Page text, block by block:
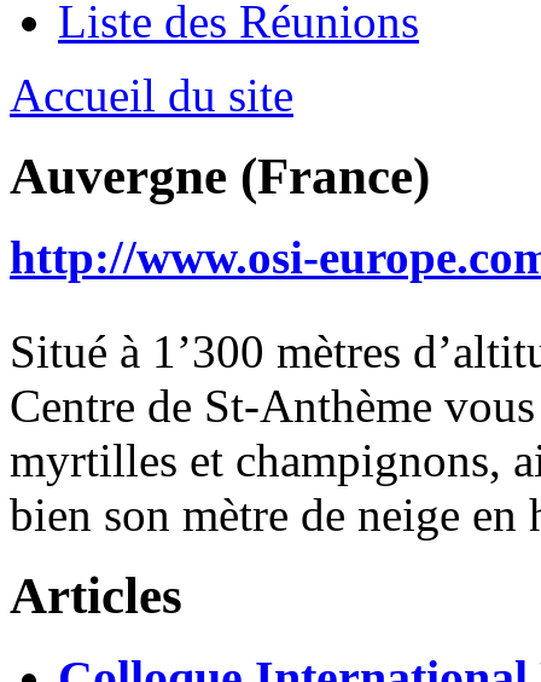
Liste des Réunions
Accueil du site
Auvergne (France)
http://www.osi-
Situé à 1’300 mètres
Centre de St-Anthème
myrtilles et champignons,
bien son mètre de neige en
Articles